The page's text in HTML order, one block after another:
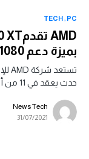
PC
TECH
بميزة دعم 1080 بيكسل بسعر 379 دولار
حدث يعقد في 11 من أوت،…
News Tech
31/07/2021